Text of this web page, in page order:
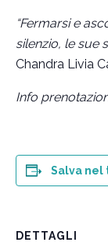
“Fermarsi e
silenzio, le sue
Chandra Livia
Info
Salva nel
DETTAGLI